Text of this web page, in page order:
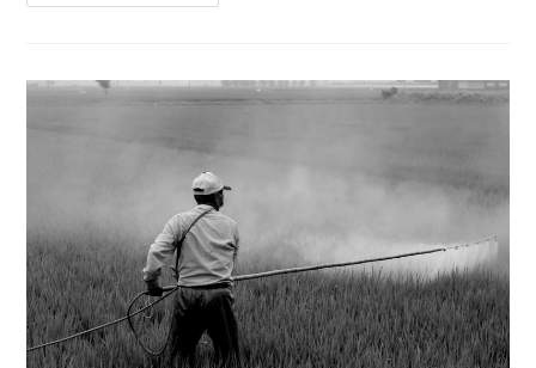
O
La
EPA
La
Revisión
Sobre
La
Seguridad
Del
Glifosato
Fue
Frenada
En
Coordinación
Con
Monsanto